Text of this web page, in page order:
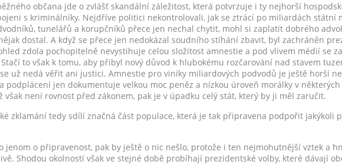
občana jde o zvlášť skandální záležitost, která potvrzuje i ty nejhorší
s kriminálníky. Nejdříve politici nekontrolovali, jak se ztrácí po miliardách státní
tunelářů a korupčníků přece jen nechal chytit, mohl si zaplatit dobrého
dostal. A když se přece jen nedokázal soudního stíhání zbavit, byl zachráněn
zdola pochopitelně nevystihuje celou složitost amnestie a pod vlivem médií se
to však k tomu, aby přibyl nový důvod k hlubokému rozčarování nad stavem
už nedá věřit ani justici. Amnestie pro viníky miliardových podvodů je ještě horší
podplácení jen dokumentuje velkou moc peněz a nízkou úroveň morálky v
však není rovnost před zákonem, pak je v úpadku celý stát, který by ji měl zaručit.
zklamání tedy sdílí značná část populace, která je tak připravena podpořit jakýkoli
jenom o připravenost, pak by ještě o nic nešlo, protože i ten nejmohutnější vztek a
Shodou okolností však ve stejné době probíhají prezidentské volby, které dávají